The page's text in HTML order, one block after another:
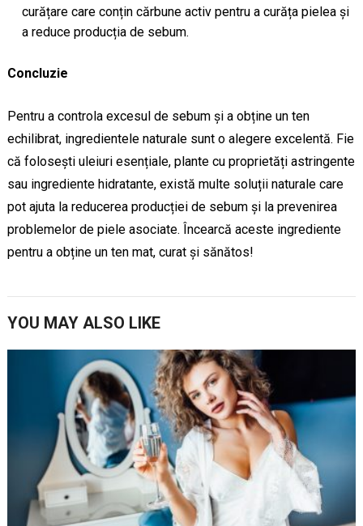
curățare care conțin cărbune activ pentru a curăța pielea și
a reduce producția de sebum.
Concluzie
Pentru a controla excesul de sebum și a obține un ten
echilibrat, ingredientele naturale sunt o alegere excelentă. Fie
că folosești uleiuri esențiale, plante cu proprietăți astringente
sau ingrediente hidratante, există multe soluții naturale care
pot ajuta la reducerea producției de sebum și la prevenirea
problemelor de piele asociate. Încearcă aceste ingrediente
pentru a obține un ten mat, curat și sănătos!
YOU MAY ALSO LIKE